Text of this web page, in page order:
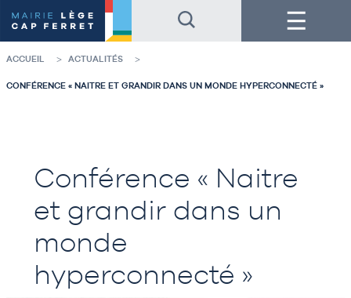
au
contenu
de
la
au
pied
de
page
Menu
ACCUEIL ACTUALITÉS
CONFÉRENCE « NAITRE ET GRANDIR DANS UN MONDE HYPERCONNECTÉ »
Conférence « Naitre
et grandir dans un
monde
hyperconnecté »